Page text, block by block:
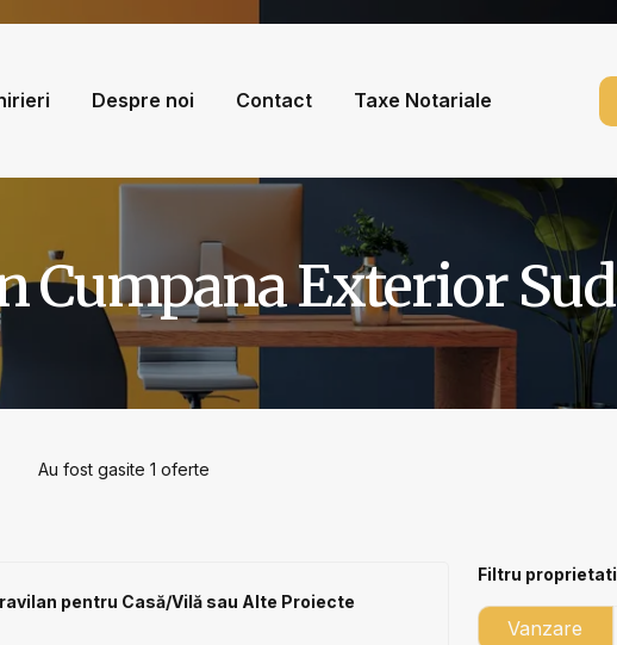
Despre noi Contact Taxe Notariale
Cumpana Exterior Sud
Au fost gasite 1 oferte
pentru Casă/Vilă sau Alte Proiecte
Filtru proprietati
Vanzare